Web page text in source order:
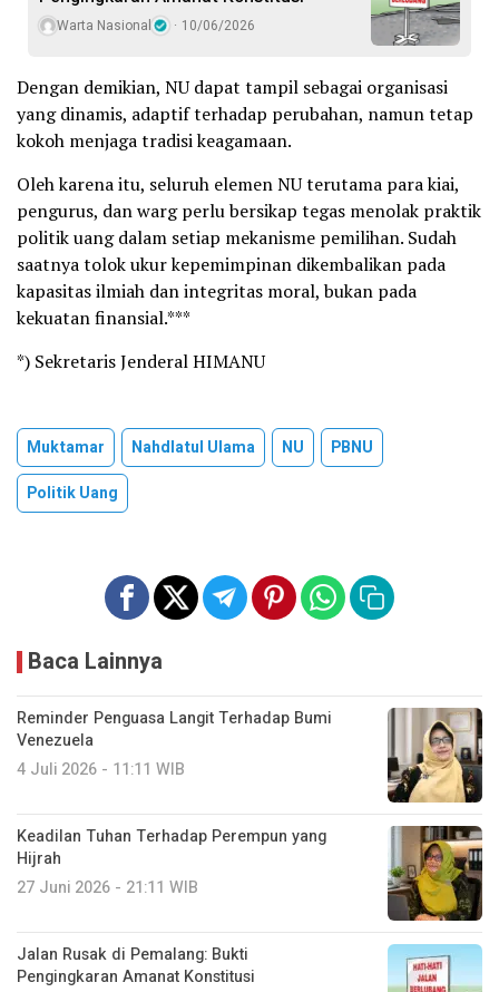
Warta Nasional 10/06/2026
Dengan demikian, NU dapat tampil sebagai organisasi
yang dinamis, adaptif terhadap perubahan, namun tetap
kokoh menjaga tradisi keagamaan.
Oleh karena itu, seluruh elemen NU terutama para kiai,
pengurus, dan warg perlu bersikap tegas menolak praktik
politik uang dalam setiap mekanisme pemilihan. Sudah
saatnya tolok ukur kepemimpinan dikembalikan pada
kapasitas ilmiah dan integritas moral, bukan pada
kekuatan finansial.***
*) Sekretaris Jenderal HIMANU
Muktamar Nahdlatul Ulama NU
PBNU
Politik Uang
Baca Lainnya
Reminder Penguasa Langit Terhadap Bumi
Venezuela
4 Juli 2026 - 11:11 WIB
Keadilan Tuhan Terhadap Perempun yang
Hijrah
27 Juni 2026 - 21:11 WIB
Jalan Rusak di Pemalang: Bukti
Pengingkaran Amanat Konstitusi